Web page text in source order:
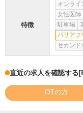
特徴
オンライ
女性医師
駐車場
バリアフ
セカンド
直近の求人を確認する
OTの方